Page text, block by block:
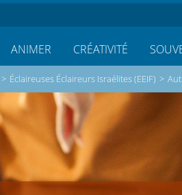
ANIMER CRÉATIVITÉ
> Éclaireuses Éclaireurs Israélites (EEIF) >